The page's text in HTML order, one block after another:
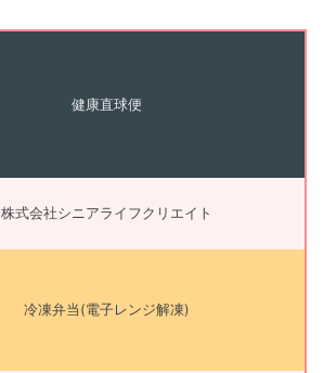
健康直球便
株式会社シニアライフクリエイト
冷凍弁当(電子レンジ解凍)